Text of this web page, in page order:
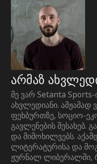
არმაზ
მე ვარ Setanta
ახვლედიანი. ამჟამად
ფეხბურთზე, სოციო-
გავლენების შესახებ.
და მიმოხილვებს.
ლიტერატურისა და
ჟურნალ ლიბერალში,